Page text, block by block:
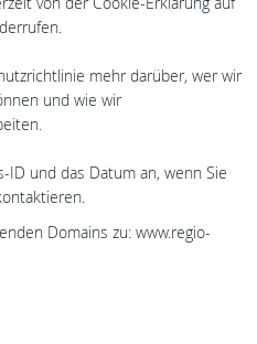
von der Cookie-Erklärung auf
mehr darüber, wer wir
und wie wir
ID und das Datum an, wenn Sie
Domains zu: www.regio-